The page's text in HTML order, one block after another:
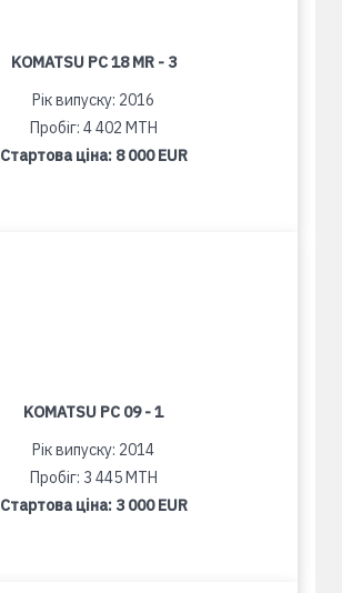
KOMATSU PC 18 MR - 3
Рік випуску: 2016
Пробіг: 4 402 MTH
Стартова ціна: 8 000 EUR
KOMATSU PC 09 - 1
Рік випуску: 2014
Пробіг: 3 445 MTH
Стартова ціна: 3 000 EUR